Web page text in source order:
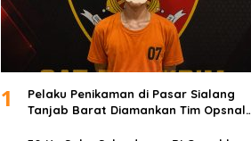
1
Pelaku Penikaman di Pasar Sialang
Tanjab Barat Diamankan Tim Opsnal